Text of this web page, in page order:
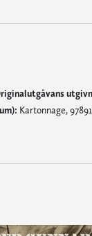
Kartonnage,